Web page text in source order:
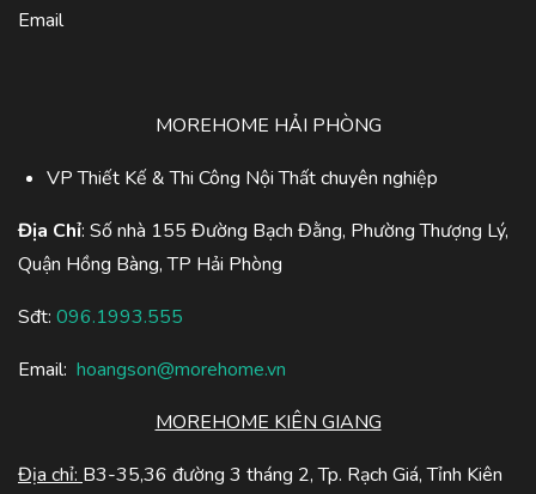
Email
MOREHOME HẢI PHÒNG
VP Thiết Kế & Thi Công Nội Thất chuyên nghiệp
Địa Chỉ: Số nhà 155 Đường Bạch Đằng, Phường Thượng Lý,
Quận Hồng Bàng, TP Hải Phòng
Sđt: 096.1993.555
Email: hoangson@morehome.vn
MOREHOME KIÊN GIANG
Địa chỉ: B3-35,36 đường 3 tháng 2, Tp. Rạch Giá, Tỉnh Kiên